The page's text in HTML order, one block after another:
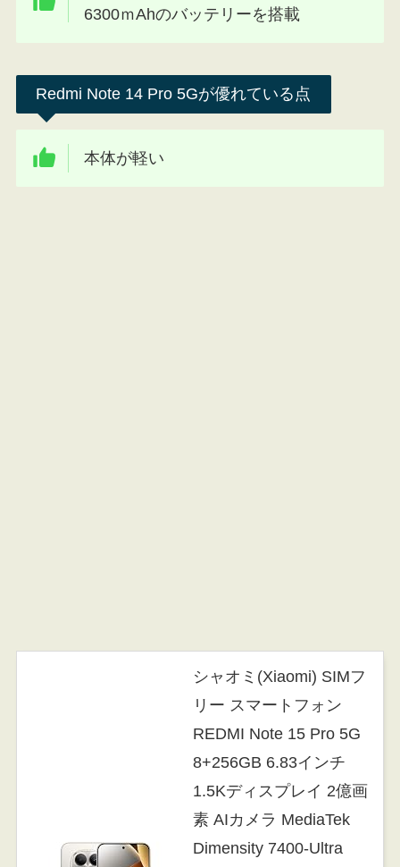
6300ｍAhのバッテリーを搭載
Redmi Note 14 Pro 5Gが優れている点
本体が軽い
シャオミ(Xiaomi) SIMフ
リー スマートフォン
REDMI Note 15 Pro 5G
8+256GB 6.83インチ
1.5Kディスプレイ 2億画
素 AIカメラ MediaTek
Dimensity 7400-Ultra